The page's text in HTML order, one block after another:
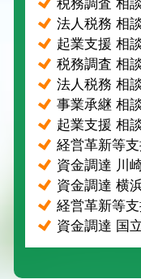
税務調査 相
法人税務 相
起業支援 相
税務調査 相
法人税務 相
事業承継 相
起業支援 相
経営革新等
資金調達 川
資金調達 横
経営革新等
資金調達 国